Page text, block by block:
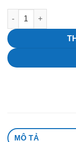
Pediakid Vitamin
MÔ TẢ